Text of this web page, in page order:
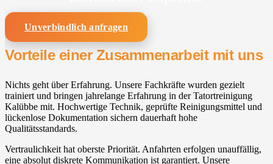
Unverbindlich anfragen
Vorteile einer Zusammenarbeit mit uns
Nichts geht über Erfahrung. Unsere Fachkräfte wurden gezielt
trainiert und bringen jahrelange Erfahrung in der Tatortreinigung
Kalübbe mit. Hochwertige Technik, geprüfte Reinigungsmittel und
lückenlose Dokumentation sichern dauerhaft hohe
Qualitätsstandards.
Vertraulichkeit hat oberste Priorität. Anfahrten erfolgen unauffällig,
eine absolut diskrete Kommunikation ist garantiert. Unsere